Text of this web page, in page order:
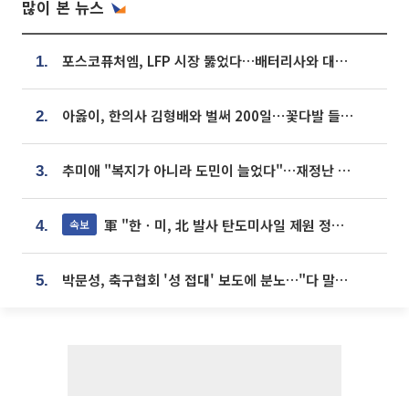
많이 본 뉴스
1. 포스코퓨처엠, LFP 시장 뚫었다…배터리사와 대규모 장기 공급 합의
2. 아옳이, 한의사 김형배와 벌써 200일⋯꽃다발 들고 "프러포즈 아냐"
3. 추미애 "복지가 아니라 도민이 늘었다"…재정난 책임론 정면돌파
4. 속보 軍 "한ㆍ미, 北 발사 탄도미사일 제원 정밀분석 중"
5. 박문성, 축구협회 '성 접대' 보도에 분노…"다 말아먹으려고 작정했나"